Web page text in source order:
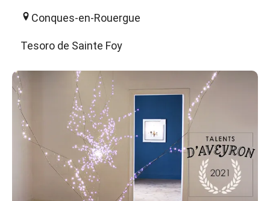
Conques-en-Rouergue
Tesoro de Sainte Foy